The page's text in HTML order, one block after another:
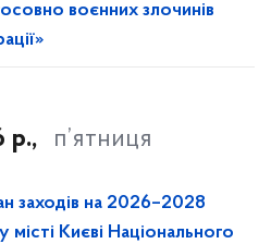
воєнних злочинів
р., п’ятниця
заходів на 2026–2028
місті Києві Національного